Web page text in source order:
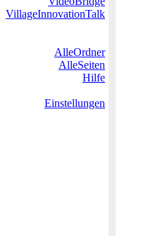
VillageInnovationTalk
AlleOrdner
AlleSeiten
Hilfe
Einstellungen